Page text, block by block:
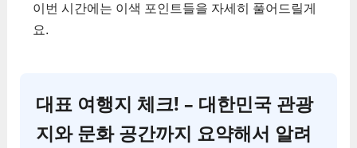
이번 시간에는 이색 포인트들을 자세히 풀어드릴게
요.
대표 여행지 체크! – 대한민국 관광
지와 문화 공간까지 요약해서 알려